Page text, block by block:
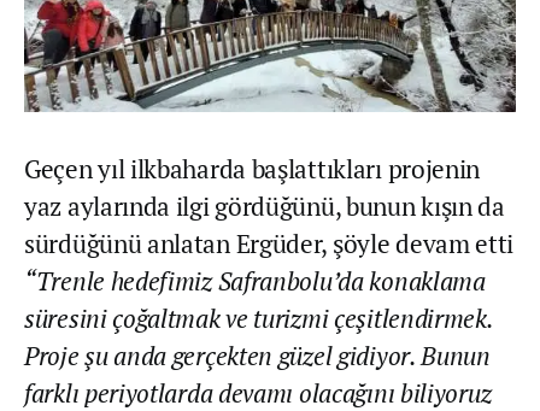
Geçen yıl ilkbaharda başlattıkları projenin
yaz aylarında ilgi gördüğünü, bunun kışın da
sürdüğünü anlatan Ergüder, şöyle devam etti
“Trenle hedefimiz Safranbolu’da konaklama
süresini çoğaltmak ve turizmi çeşitlendirmek.
Proje şu anda gerçekten güzel gidiyor. Bunun
farklı periyotlarda devamı olacağını biliyoruz